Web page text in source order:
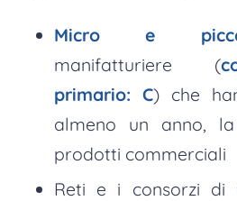
Micro e
manifatturiere (
primario: C) che
almeno un anno,
prodotti commerciali
Reti e i consorzi di